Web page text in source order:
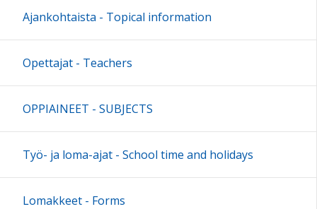
Ajankohtaista - Topical information
Opettajat - Teachers
OPPIAINEET - SUBJECTS
Työ- ja loma-ajat - School time and holidays
Lomakkeet - Forms